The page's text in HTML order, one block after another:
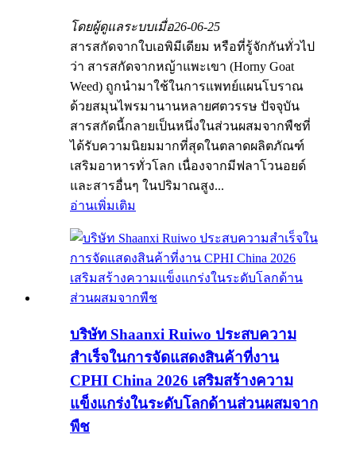
โดยผู้ดูแลระบบเมื่อ26-06-25
สารสกัดจากใบเอพิมีเดียม หรือที่รู้จักกันทั่วไป
ว่า สารสกัดจากหญ้าแพะเขา (Horny Goat
Weed) ถูกนำมาใช้ในการแพทย์แผนโบราณ
ด้วยสมุนไพรมานานหลายศตวรรษ ปัจจุบัน
สารสกัดนี้กลายเป็นหนึ่งในส่วนผสมจากพืชที่
ได้รับความนิยมมากที่สุดในตลาดผลิตภัณฑ์
เสริมอาหารทั่วโลก เนื่องจากมีฟลาโวนอยด์
และสารอื่นๆ ในปริมาณสูง...
อ่านเพิ่มเติม
บริษัท Shaanxi Ruiwo ประสบความ
สำเร็จในการจัดแสดงสินค้าที่งาน
CPHI China 2026 เสริมสร้างความ
แข็งแกร่งในระดับโลกด้านส่วนผสมจาก
พืช